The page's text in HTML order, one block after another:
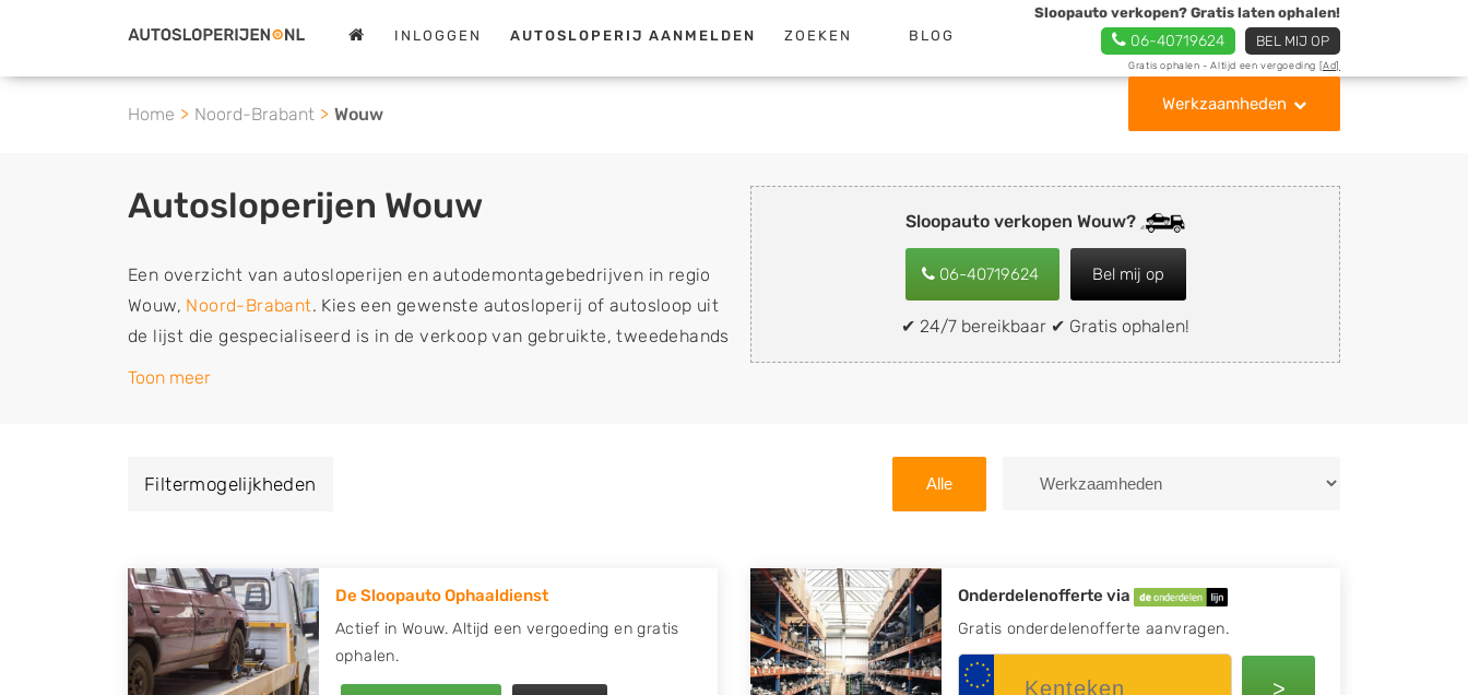
INLOGGEN AUTOSLOPERIJ AANMELDEN ZOEKEN BLOG
Sloopauto verkopen? Gratis laten ophalen!
06-40719624 BEL MIJ OP
Gratis ophalen - Altijd een vergoeding [Ad]
Werkzaamheden
Home Noord-Brabant Wouw
Sloopauto verkopen Wouw?
06-40719624 Bel mij op
✔ 24/7 bereikbaar ✔ Gratis ophalen!
Autosloperijen Wouw
Een overzicht van autosloperijen en autodemontagebedrijven in regio
Wouw, Noord-Brabant. Kies een gewenste autosloperij of autosloop uit
de lijst die gespecialiseerd is in de verkoop van gebruikte, tweedehands
en sloopauto onderdelen of in de inkoop van sloopauto's, schadeauto's
of deze liever laten ophalen op een locatie naar keuze? Kies dan voor
Zoekt u liever naar een sloperij in een andere plaats of regio? U vindt
hier alle bedrijven inNoord-Brabant. U kunt ookzoekennaar een sloop
met behulp van uw postcode.
Toon meer
Filtermogelijkheden Alle
De Sloopauto Ophaaldienst
Actief in Wouw. Altijd een vergoeding en gratis
ophalen.
Onderdelenofferte via
Gratis onderdelenofferte aanvragen.
>